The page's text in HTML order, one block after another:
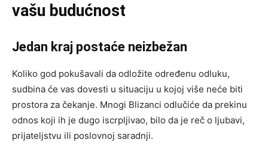
vašu budućnost
Jedan kraj postaće neizbežan
Koliko god pokušavali da odložite određenu odluku,
sudbina će vas dovesti u situaciju u kojoj više neće biti
prostora za čekanje. Mnogi Blizanci odlučiće da prekinu
odnos koji ih je dugo iscrpljivao, bilo da je reč o ljubavi,
prijateljstvu ili poslovnoj saradnji.